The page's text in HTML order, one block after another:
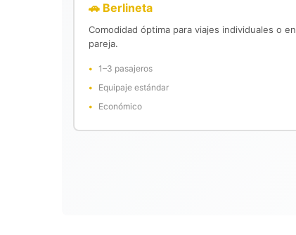
🚗 Berlineta
Comodidad óptima para viajes individuales o en
pareja.
1–3 pasajeros
Equipaje estándar
Económico